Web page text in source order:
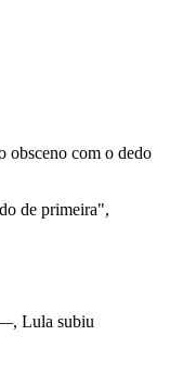
obsceno com o dedo
de primeira",
—, Lula subiu